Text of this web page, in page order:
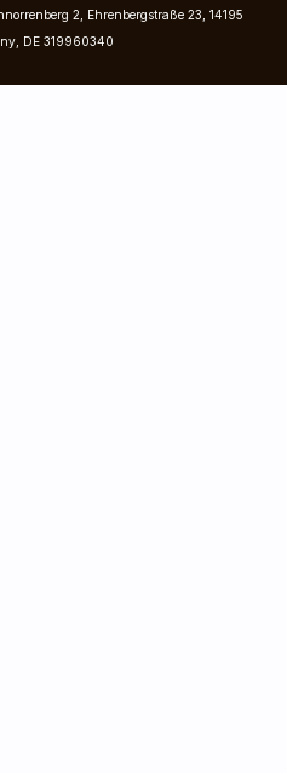
2, Ehrenbergstraße 23, 14195
DE 319960340